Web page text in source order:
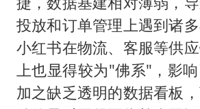
投放和订单管理上遇到诸
小红书在物流、客服等供
上也显得较为"佛系"，影响
加之缺乏透明的数据看板